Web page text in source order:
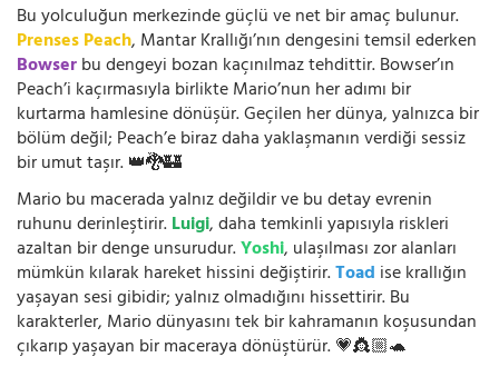
Bu yolculuğun merkezinde güçlü ve net bir amaç bulunur.
Prenses Peach, Mantar Krallığı’nın dengesini temsil ederken
Bowserbu dengeyi bozan kaçınılmaz tehdittir. Bowser’ın
Peach’i kaçırmasıyla birlikte Mario’nun her adımı bir
kurtarma hamlesine dönüşür. Geçilen her dünya, yalnızca bir
bölüm değil; Peach’e biraz daha yaklaşmanın verdiği sessiz
bir umut taşır. 👑🐉🏰
Mario bu macerada yalnız değildir ve bu detay evrenin
ruhunu derinleştirir.Luigi, daha temkinli yapısıyla riskleri
azaltan bir denge unsurudur.Yoshi, ulaşılması zor alanları
mümkün kılarak hareket hissini değiştirir.Toad ise krallığın
yaşayan sesi gibidir; yalnız olmadığını hissettirir. Bu
karakterler, Mario dünyasını tek bir kahramanın koşusundan
çıkarıp yaşayan bir maceraya dönüştürür. 💗👸🏼🐢